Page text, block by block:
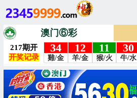
澳门⑥彩